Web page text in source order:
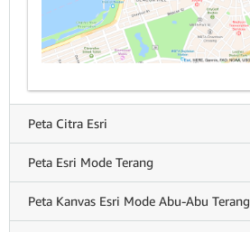
Peta Citra Esri
Peta Esri Mode Terang
Peta Kanvas Esri Mode Abu-Abu Terang